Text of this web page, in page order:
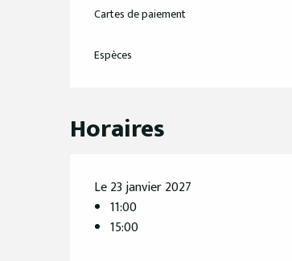
Cartes de paiement
Espèces
Horaires
Le 23 janvier 2027
11:00
15:00